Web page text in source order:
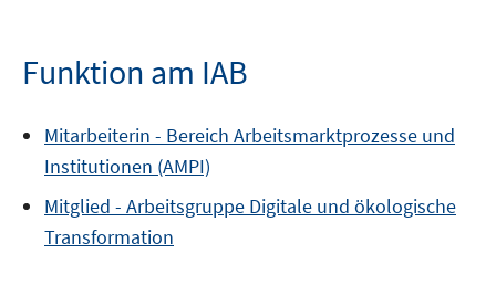
Funktion am IAB
Mitarbeiterin - Bereich Arbeitsmarktprozesse und
Institutionen (AMPI)
Mitglied - Arbeitsgruppe Digitale und ökologische
Transformation